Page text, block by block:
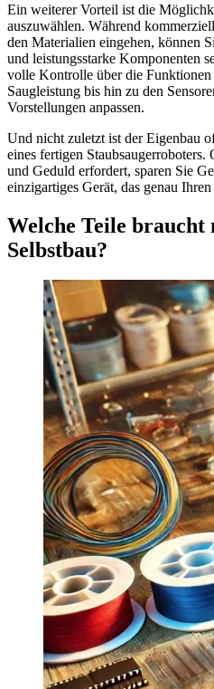
Ein weiterer Vorteil ist die
auszuwählen. Während
den Materialien eingehen, können
und leistungsstarke Komponenten
volle Kontrolle über die Funktionen
Saugleistung bis hin zu den
Vorstellungen anpassen.
Und nicht zuletzt ist der Eigenbau
eines fertigen
und Geduld erfordert, sparen Sie
einzigartiges Gerät, das genau
Welche Teile braucht
Selbstbau?